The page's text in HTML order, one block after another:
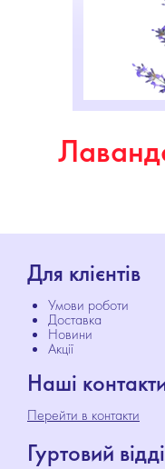
Для клієнтів
Умови роботи
Доставка
Новини
Акції
Наші
Перейти в контакти
Гуртовий